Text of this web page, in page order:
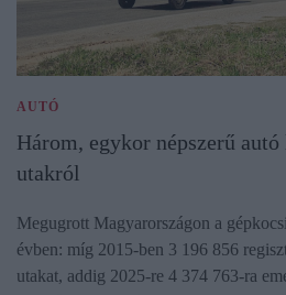
AUTÓ
Három, egykor népszerű
utakról
Megugrott Magyarországon a
évben: míg 2015-ben 3 196 856
utakat, addig 2025-re 4 374 763-ra